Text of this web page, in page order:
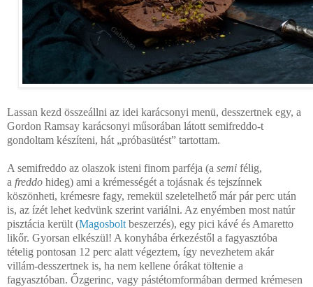
Lassan kezd összeállni az idei karácsonyi menü, desszertnek egy, a
Gordon Ramsay karácsonyi műsorában látott semifreddo-t
gondoltam készíteni, hát „próbasütést” tartottam.
A semifreddo az olaszok isteni finom parféja (a semi félig,
a freddo hideg) ami a krémességét a tojásnak és tejszínnek
köszönheti, krémesre fagy, remekül szeletelhető már pár perc után
is, az ízét lehet kedvünk szerint variálni. Az enyémben most natúr
pisztácia került (Magosbolt beszerzés), egy pici kávé és Amaretto
likőr. Gyorsan elkészül! A konyhába érkezéstől a fagyasztóba
tételig pontosan 12 perc alatt végeztem, így nevezhetem akár
villám-desszertnek is, ha nem kellene órákat töltenie a
fagyasztóban. Őzgerinc, vagy pástétomformában dermed krémesen